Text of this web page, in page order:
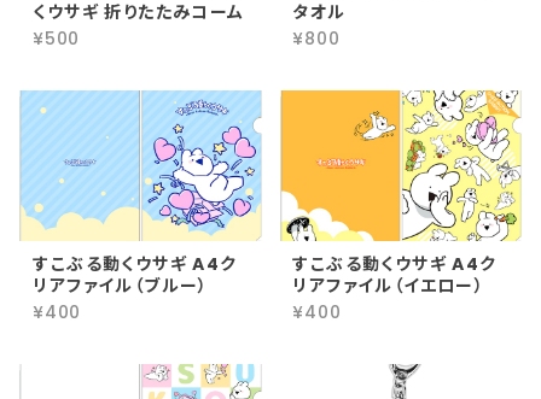
くウサギ 折りたたみコーム
¥500
タオル
¥800
すこぶる動くウサギ A4ク
リアファイル（ブルー）
¥400
すこぶる動くウサギ A4ク
リアファイル（イエロー）
¥400